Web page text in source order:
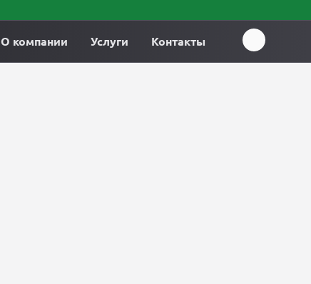
О компании Услуги Контакты